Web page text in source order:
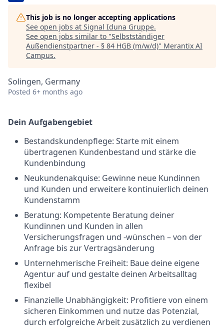
This job is no longer accepting applications
See open jobs at Signal Iduna Gruppe.
See open jobs similar to "Selbstständiger
Außendienstpartner - § 84 HGB (m/w/d)" Merantix AI
Campus.
Solingen, Germany
Posted 6+ months ago
Dein Aufgabengebiet
Bestandskundenpflege: Starte mit einem
übertragenen Kundenbestand und stärke die
Kundenbindung
Neukundenakquise: Gewinne neue Kundinnen
und Kunden und erweitere kontinuierlich deinen
Kundenstamm
Beratung: Kompetente Beratung deiner
Kundinnen und Kunden in allen
Versicherungsfragen und -wünschen – von der
Anfrage bis zur Vertragsänderung
Unternehmerische Freiheit: Baue deine eigene
Agentur auf und gestalte deinen Arbeitsalltag
flexibel
Finanzielle Unabhängigkeit: Profitiere von einem
sicheren Einkommen und nutze das Potenzial,
durch erfolgreiche Arbeit zusätzlich zu verdienen